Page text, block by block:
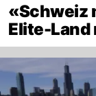
«Schweiz
Elite-Land